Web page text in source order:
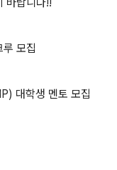
모집
대학생 멘토 모집